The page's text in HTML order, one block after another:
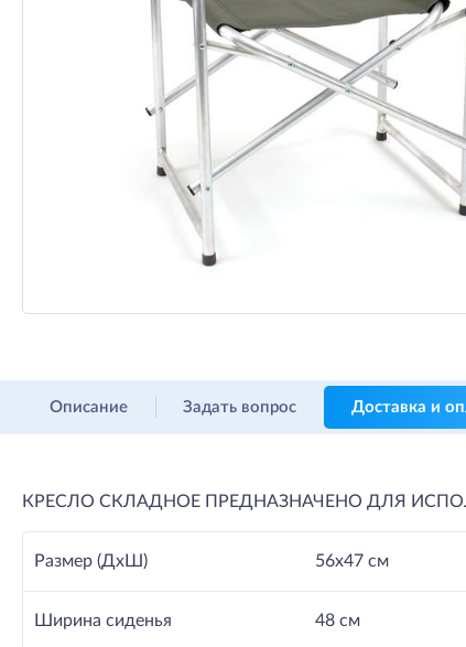
Описание Задать вопрос Доставка и
КРЕСЛО СКЛАДНОЕ ПРЕДНАЗНАЧЕНО ДЛЯ
Размер (ДхШ) 56х47 см
Ширина сиденья 48 см